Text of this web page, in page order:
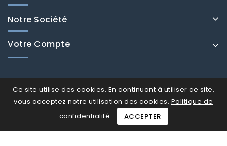
Notre Société
Votre Compte
Ce site utilise des cookies. En continuant à utiliser ce site,
vous acceptez notre utilisation des cookies. Politique de
confidentialité
ACCEPTER
© Fenducci 2026